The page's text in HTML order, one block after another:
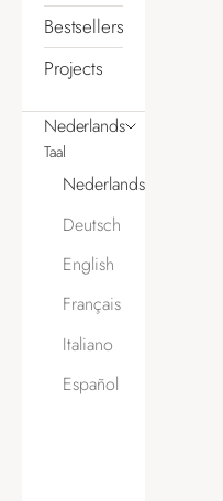
Bestsellers
Projects
Nederlands
Taal
Nederlands
Deutsch
English
Français
Italiano
Español